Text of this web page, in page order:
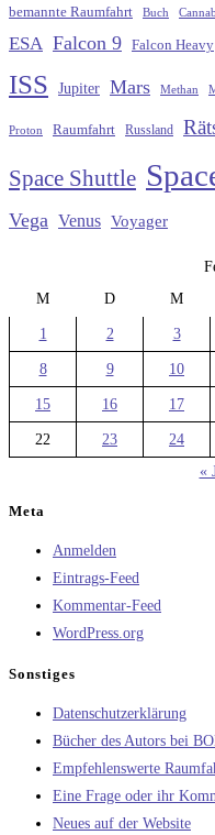
bemannte Raumfahrt Buch
ESA Falcon 9 Falcon Heavy
ISS Jupiter Mars Methan
Proton Raumfahrt Russland
Space Shuttle
Vega Venus Voyager
M
D M
1 2 3
8 9 10
15 16 17
22 23 24
«
Meta
Anmelden
Eintrags-Feed
Kommentar-Feed
WordPress.org
Sonstiges
Datenschutzerklärung
Bücher des Autors bei
Empfehlenswerte
Eine Frage oder ihr
Neues auf der Website